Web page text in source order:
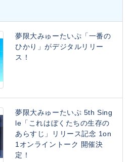
夢限大みゅーたいぷ「一番の
ひかり」がデジタルリリー
ス！
夢限大みゅーたいぷ 5th Sing
le「これはぼくたちの生存の
あらすじ」リリース記念 1on
1オンライントーク 開催決
定！